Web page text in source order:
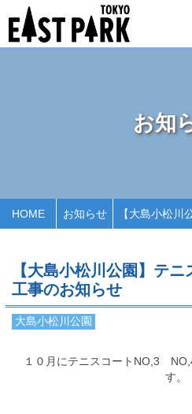
お知
HOME お知らせ
【大島小松川公園】テ
工事のお知らせ
大島小松川公園
１０月にテニスコートNO,3
す。